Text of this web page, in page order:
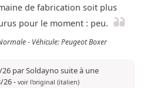
de fabrication soit plus
pour le moment : peu.
- Véhicule: Peugeot Boxer
par Soldayno suite à une
26- voir l'original (italien)